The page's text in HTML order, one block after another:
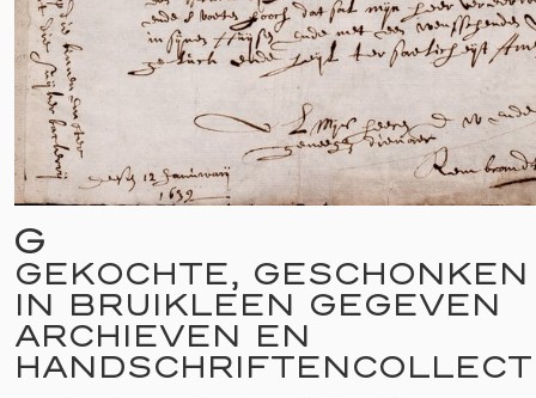
G
GEKOCHTE,
IN BRUIKLEEN GEGEVEN
ARCHIEVEN EN